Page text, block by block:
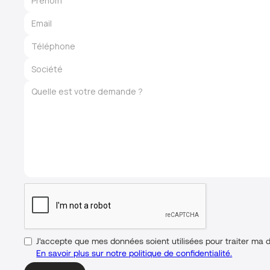
J'accepte que mes données soient utilisées pour traiter ma
En savoir plus sur notre politique de confidentialité.